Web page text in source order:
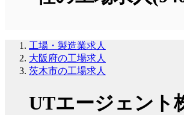
工場・製造業求人
大阪府の工場求人
茨木市の工場求人
UTエージェント